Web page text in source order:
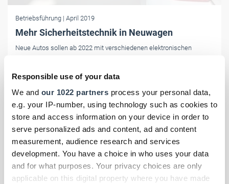
Responsible use of your data
We and our 1022 partners process your personal data,
e.g. your IP-number, using technology such as cookies to
store and access information on your device in order to
serve personalized ads and content, ad and content
measurement, audience research and services
development. You have a choice in who uses your data
and for what purposes. Your privacy choices are only
applicable on this digital property where you have made
Betriebsführung | April 2019
Mehr Sicherheitstechnik in Neuwagen
Neue Autos sollen ab 2022 mit verschiedenen elektronischen